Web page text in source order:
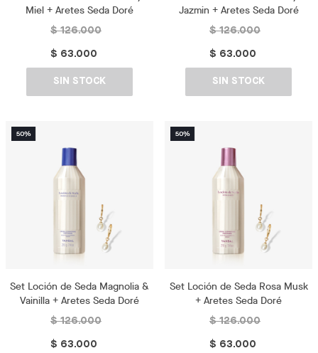
Miel + Aretes Seda Doré
$ 126.000
$ 63.000
SIN STOCK
Jazmin + Aretes Seda Doré
$ 126.000
$ 63.000
SIN STOCK
Set Loción de Seda Magnolia &
Vainilla + Aretes Seda Doré
$ 126.000
$ 63.000
Set Loción de Seda Rosa Musk
+ Aretes Seda Doré
$ 126.000
$ 63.000